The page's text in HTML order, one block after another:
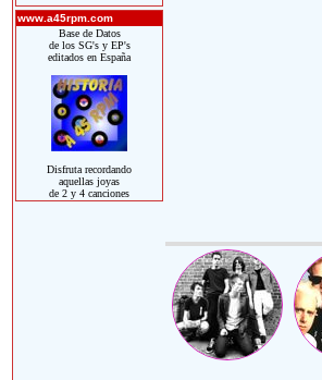
www.a45rpm.com
Base de Datos
de los SG's y EP's
editados en España
Disfruta recordando
aquellas joyas
de 2 y 4 canciones